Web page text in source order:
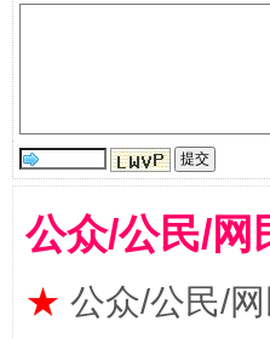
公众/公民/网
★ 公众/公民/